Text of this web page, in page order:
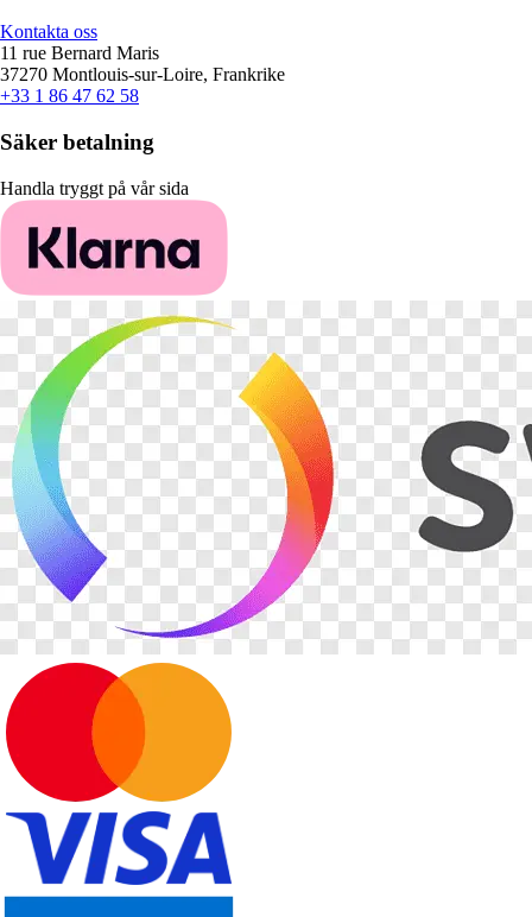
Kontakta oss
11 rue Bernard Maris
37270 Montlouis-sur-Loire, Frankrike
+33 1 86 47 62 58
Säker betalning
Handla tryggt på vår sida